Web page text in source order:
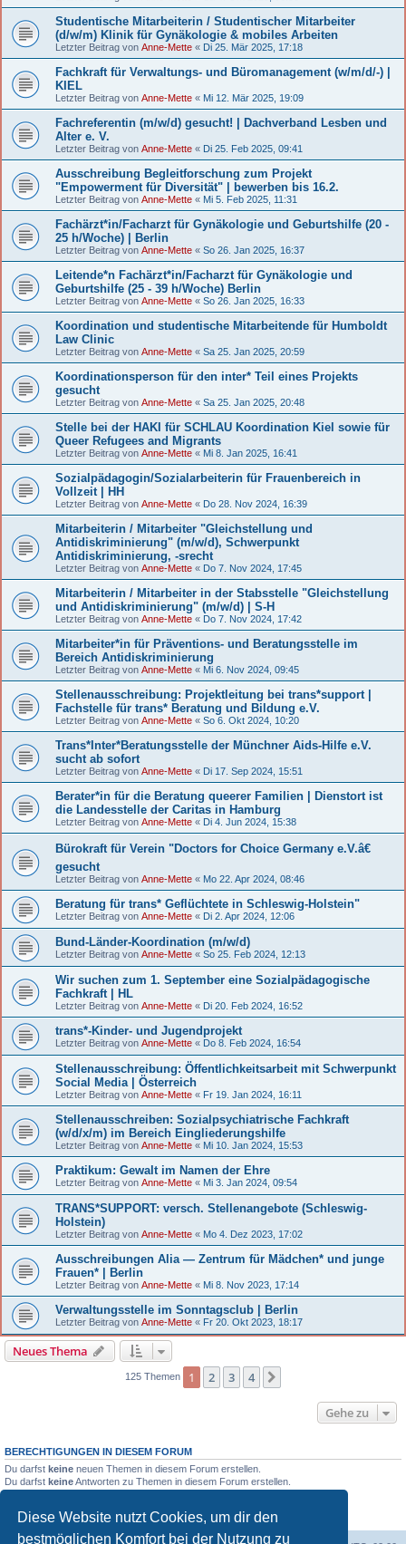
Diese Website nutzt Cookies, um dir den
bestmöglichen Komfort bei der Nutzung zu
Studentische Mitarbeiterin / Studentischer Mitarbeiter
(d/w/m) Klinik für Gynäkologie & mobiles Arbeiten
Letzter Beitrag von Anne-Mette « Di 25. Mär 2025, 17:18
Fachkraft für Verwaltungs- und Büromanagement (w/m/d/-) |
KIEL
Letzter Beitrag von Anne-Mette « Mi 12. Mär 2025, 19:09
Fachreferentin (m/w/d) gesucht! | Dachverband Lesben und
Alter e. V.
Letzter Beitrag von Anne-Mette « Di 25. Feb 2025, 09:41
Ausschreibung Begleitforschung zum Projekt
"Empowerment für Diversität" | bewerben bis 16.2.
Letzter Beitrag von Anne-Mette « Mi 5. Feb 2025, 11:31
Fachärzt*in/Facharzt für Gynäkologie und Geburtshilfe (20 -
25 h/Woche) | Berlin
Letzter Beitrag von Anne-Mette « So 26. Jan 2025, 16:37
Leitende*n Fachärzt*in/Facharzt für Gynäkologie und
Geburtshilfe (25 - 39 h/Woche) Berlin
Letzter Beitrag von Anne-Mette « So 26. Jan 2025, 16:33
Koordination und studentische Mitarbeitende für Humboldt
Law Clinic
Letzter Beitrag von Anne-Mette « Sa 25. Jan 2025, 20:59
Koordinationsperson für den inter* Teil eines Projekts
gesucht
Letzter Beitrag von Anne-Mette « Sa 25. Jan 2025, 20:48
Stelle bei der HAKI für SCHLAU Koordination Kiel sowie für
Queer Refugees and Migrants
Letzter Beitrag von Anne-Mette « Mi 8. Jan 2025, 16:41
Sozialpädagogin/Sozialarbeiterin für Frauenbereich in
Vollzeit | HH
Letzter Beitrag von Anne-Mette « Do 28. Nov 2024, 16:39
Mitarbeiterin / Mitarbeiter "Gleichstellung und
Antidiskriminierung" (m/w/d), Schwerpunkt
Antidiskriminierung, -srecht
Letzter Beitrag von Anne-Mette « Do 7. Nov 2024, 17:45
Mitarbeiterin / Mitarbeiter in der Stabsstelle "Gleichstellung
und Antidiskriminierung" (m/w/d) | S-H
Letzter Beitrag von Anne-Mette « Do 7. Nov 2024, 17:42
Mitarbeiter*in für Präventions- und Beratungsstelle im
Bereich Antidiskriminierung
Letzter Beitrag von Anne-Mette « Mi 6. Nov 2024, 09:45
Stellenausschreibung: Projektleitung bei trans*support |
Fachstelle für trans* Beratung und Bildung e.V.
Letzter Beitrag von Anne-Mette « So 6. Okt 2024, 10:20
Trans*Inter*Beratungsstelle der Münchner Aids-Hilfe e.V.
sucht ab sofort
Letzter Beitrag von Anne-Mette « Di 17. Sep 2024, 15:51
Berater*in für die Beratung queerer Familien | Dienstort ist
die Landesstelle der Caritas in Hamburg
Letzter Beitrag von Anne-Mette « Di 4. Jun 2024, 15:38
Bürokraft für Verein "Doctors for Choice Germany e.V.â€
gesucht
Letzter Beitrag von Anne-Mette « Mo 22. Apr 2024, 08:46
Beratung für trans* Geflüchtete in Schleswig-Holstein"
Letzter Beitrag von Anne-Mette « Di 2. Apr 2024, 12:06
Bund-Länder-Koordination (m/w/d)
Letzter Beitrag von Anne-Mette « So 25. Feb 2024, 12:13
Wir suchen zum 1. September eine Sozialpädagogische
Fachkraft | HL
Letzter Beitrag von Anne-Mette « Di 20. Feb 2024, 16:52
trans*-Kinder- und Jugendprojekt
Letzter Beitrag von Anne-Mette « Do 8. Feb 2024, 16:54
Stellenausschreibung: Öffentlichkeitsarbeit mit Schwerpunkt
Social Media | Österreich
Letzter Beitrag von Anne-Mette « Fr 19. Jan 2024, 16:11
Stellenausschreiben: Sozialpsychiatrische Fachkraft
(w/d/x/m) im Bereich Eingliederungshilfe
Letzter Beitrag von Anne-Mette « Mi 10. Jan 2024, 15:53
Praktikum: Gewalt im Namen der Ehre
Letzter Beitrag von Anne-Mette « Mi 3. Jan 2024, 09:54
TRANS*SUPPORT: versch. Stellenangebote (Schleswig-
Holstein)
Letzter Beitrag von Anne-Mette « Mo 4. Dez 2023, 17:02
Ausschreibungen Alia — Zentrum für Mädchen* und junge
Frauen* | Berlin
Letzter Beitrag von Anne-Mette « Mi 8. Nov 2023, 17:14
Verwaltungsstelle im Sonntagsclub | Berlin
Letzter Beitrag von Anne-Mette « Fr 20. Okt 2023, 18:17
Neues Thema
125 Themen 1 2 3 4
Gehe zu
BERECHTIGUNGEN IN DIESEM FORUM
Du darfst keine neuen Themen in diesem Forum erstellen.
Du darfst keineAntworten zu Themen in diesem Forum erstellen.
Du darfstkeineDateianhänge in diesem Forum erstellen.